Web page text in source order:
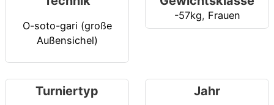
O-soto-gari (große
Außensichel)
-57kg, Frauen
Turniertyp Jahr